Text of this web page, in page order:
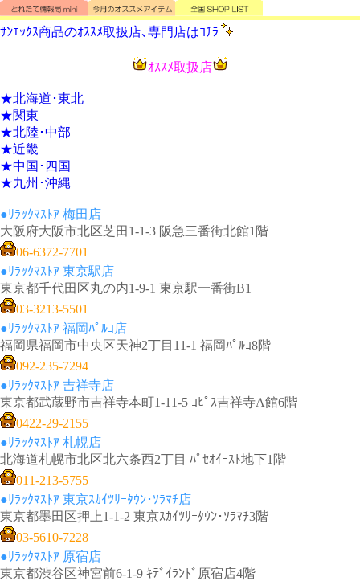
ｻﾝｴｯｸｽ商品のｵｽｽﾒ取扱店､専門店はｺﾁﾗ
ｵｽｽﾒ取扱店
★北海道･東北
★関東
★北陸･中部
★近畿
★中国･四国
★九州･沖縄
●ﾘﾗｯｸﾏｽﾄｱ 梅田店
大阪府大阪市北区芝田1-1-3 阪急三番街北館1階
06-6372-7701
●ﾘﾗｯｸﾏｽﾄｱ 東京駅店
東京都千代田区丸の内1-9-1 東京駅一番街B1
03-3213-5501
●ﾘﾗｯｸﾏｽﾄｱ 福岡ﾊﾟﾙｺ店
福岡県福岡市中央区天神2丁目11-1 福岡ﾊﾟﾙｺ8階
092-235-7294
●ﾘﾗｯｸﾏｽﾄｱ 吉祥寺店
東京都武蔵野市吉祥寺本町1-11-5 ｺﾋﾟｽ吉祥寺A館6階
0422-29-2155
●ﾘﾗｯｸﾏｽﾄｱ 札幌店
北海道札幌市北区北六条西2丁目 ﾊﾟｾｵｲｰｽﾄ地下1階
011-213-5755
●ﾘﾗｯｸﾏｽﾄｱ 東京ｽｶｲﾂﾘｰﾀｳﾝ･ｿﾗﾏﾁ店
東京都墨田区押上1-1-2 東京ｽｶｲﾂﾘｰﾀｳﾝ･ｿﾗﾏﾁ3階
03-5610-7228
●ﾘﾗｯｸﾏｽﾄｱ 原宿店
東京都渋谷区神宮前6-1-9 ｷﾃﾞｲﾗﾝﾄﾞ原宿店4階